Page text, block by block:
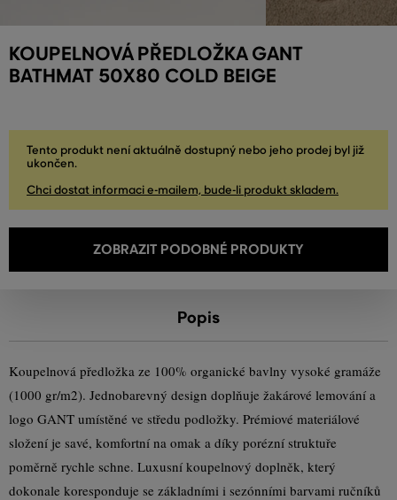
KOUPELNOVÁ PŘEDLOŽKA GANT
BATHMAT 50X80 COLD BEIGE
Tento produkt není aktuálně dostupný nebo jeho prodej byl již
ukončen.
Chci dostat informaci e-mailem, bude-li produkt skladem.
ZOBRAZIT PODOBNÉ PRODUKTY
Popis
Koupelnová předložka ze 100% organické bavlny vysoké gramáže
(1000 gr/m2). Jednobarevný design doplňuje žakárové lemování a
logo GANT umístěné ve středu podložky. Prémiové materiálové
složení je savé, komfortní na omak a díky porézní struktuře
poměrně rychle schne. Luxusní koupelnový doplněk, který
dokonale koresponduje se základními i sezónními barvami ručníků